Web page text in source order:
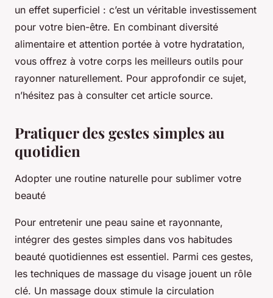
un effet superficiel : c’est un véritable investissement
pour votre bien-être. En combinant diversité
alimentaire et attention portée à votre hydratation,
vous offrez à votre corps les meilleurs outils pour
rayonner naturellement. Pour approfondir ce sujet,
n’hésitez pas à consulter cet article source.
Pratiquer des gestes simples au
quotidien
Adopter une routine naturelle pour sublimer votre
beauté
Pour entretenir une peau saine et rayonnante,
intégrer des gestes simples dans vos habitudes
beauté quotidiennes est essentiel. Parmi ces gestes,
les techniques de massage du visage jouent un rôle
clé. Un massage doux stimule la circulation